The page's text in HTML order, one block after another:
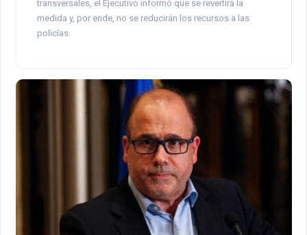
transversales, el Ejecutivo informó que se revertirá la
medida y, por ende, no se reducirán los recursos a las
policías.